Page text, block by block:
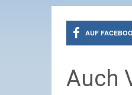
AUF
Auch